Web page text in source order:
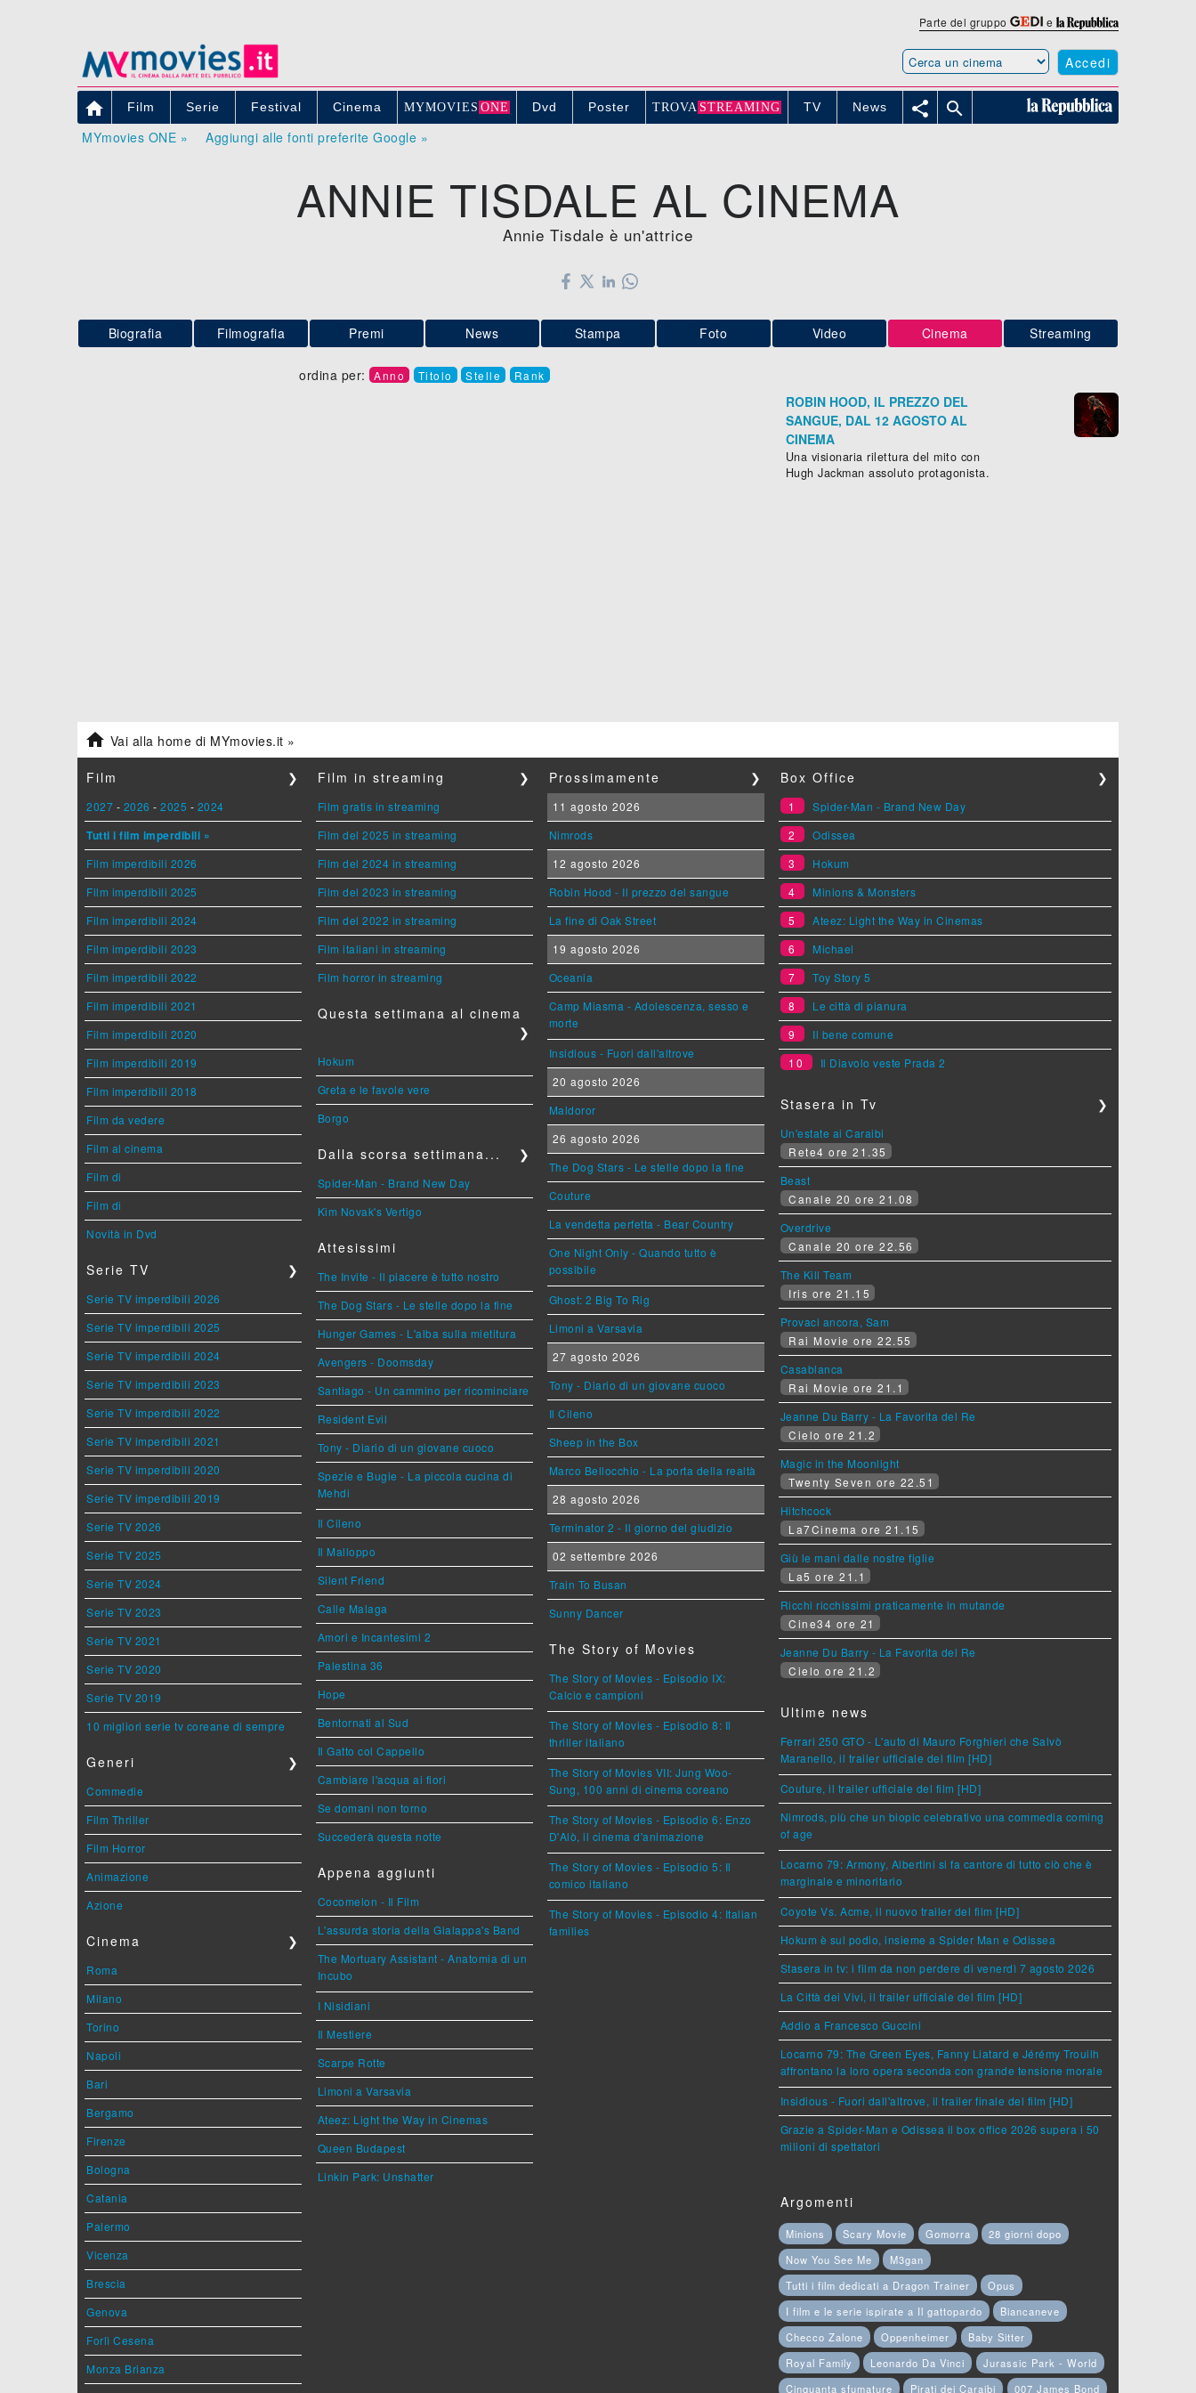
Parte del gruppo e
Accedi
 Film Serie Festival Cinema MYMOVIE S ONE Dvd Poster TROVA STREAMING TV News  
MYmovies ONE » Aggiungi alle fonti preferite Google »
ANNIE TISDALE AL CINEMA
Annie Tisdale è un'attrice
Biografia Filmografia Premi News Stampa Foto Video Cinema Streaming
ordina per: Anno Titolo Stelle Rank
ROBIN HOOD, IL PREZZO DEL
SANGUE, DAL 12 AGOSTO AL
CINEMA
Una visionaria rilettura del mito con
Hugh Jackman assoluto protagonista.
 Vai alla home di MYmovies.it »
Film ❯
2027 - 2026 - 2025 - 2024
Tutti i film imperdibili »
Film imperdibili 2026
Film imperdibili 2025
Film imperdibili 2024
Film imperdibili 2023
Film imperdibili 2022
Film imperdibili 2021
Film imperdibili 2020
Film imperdibili 2019
Film imperdibili 2018
Film da vedere
Film al cinema
Film di
Film di
Novità in Dvd
Serie TV ❯
Serie TV imperdibili 2026
Serie TV imperdibili 2025
Serie TV imperdibili 2024
Serie TV imperdibili 2023
Serie TV imperdibili 2022
Serie TV imperdibili 2021
Serie TV imperdibili 2020
Serie TV imperdibili 2019
Serie TV 2026
Serie TV 2025
Serie TV 2024
Serie TV 2023
Serie TV 2021
Serie TV 2020
Serie TV 2019
10 migliori serie tv coreane di sempre
Generi ❯
Commedie
Film Thriller
Film Horror
Animazione
Azione
Cinema ❯
Roma
Milano
Torino
Napoli
Bari
Bergamo
Firenze
Bologna
Catania
Palermo
Vicenza
Brescia
Genova
Forlì Cesena
Monza Brianza
Film in streaming ❯
Film gratis in streaming
Film del 2025 in streaming
Film del 2024 in streaming
Film del 2023 in streaming
Film del 2022 in streaming
Film italiani in streaming
Film horror in streaming
Questa settimana al cinema
❯
Hokum
Greta e le favole vere
Borgo
Dalla scorsa settimana... ❯
Spider-Man - Brand New Day
Kim Novak's Vertigo
Attesissimi
The Invite - Il piacere è tutto nostro
The Dog Stars - Le stelle dopo la fine
Hunger Games - L'alba sulla mietitura
Avengers - Doomsday
Santiago - Un cammino per ricominciare
Resident Evil
Tony - Diario di un giovane cuoco
Spezie e Bugie - La piccola cucina di
Mehdi
Il Cileno
Il Malloppo
Silent Friend
Calle Malaga
Amori e Incantesimi 2
Palestina 36
Hope
Bentornati al Sud
Il Gatto col Cappello
Cambiare l'acqua ai fiori
Se domani non torno
Succederà questa notte
Appena aggiunti
Cocomelon - Il Film
L'assurda storia della Gialappa's Band
The Mortuary Assistant - Anatomia di un
Incubo
I Nisidiani
Il Mestiere
Scarpe Rotte
Limoni a Varsavia
Ateez: Light the Way in Cinemas
Queen Budapest
Linkin Park: Unshatter
Prossimamente ❯
11 agosto 2026
Nimrods
12 agosto 2026
Robin Hood - Il prezzo del sangue
La fine di Oak Street
19 agosto 2026
Oceania
Camp Miasma - Adolescenza, sesso e
morte
Insidious - Fuori dall'altrove
20 agosto 2026
Maldoror
26 agosto 2026
The Dog Stars - Le stelle dopo la fine
Couture
La vendetta perfetta - Bear Country
One Night Only - Quando tutto è
possibile
Ghost: 2 Big To Rig
Limoni a Varsavia
27 agosto 2026
Tony - Diario di un giovane cuoco
Il Cileno
Sheep in the Box
Marco Bellocchio - La porta della realtà
28 agosto 2026
Terminator 2 - Il giorno del giudizio
02 settembre 2026
Train To Busan
Sunny Dancer
The Story of Movies
The Story of Movies - Episodio IX:
Calcio e campioni
The Story of Movies - Episodio 8: Il
thriller italiano
The Story of Movies VII: Jung Woo-
Sung, 100 anni di cinema coreano
The Story of Movies - Episodio 6: Enzo
D'Alò, il cinema d'animazione
The Story of Movies - Episodio 5: Il
comico italiano
The Story of Movies - Episodio 4: Italian
families
Box Office ❯
1
Spider-Man - Brand New Day
2
Odissea
3
Hokum
4
Minions & Monsters
5
Ateez: Light the Way in Cinemas
6
Michael
7
Toy Story 5
8
Le città di pianura
9
Il bene comune
10
Il Diavolo veste Prada 2
Stasera in Tv ❯
Un'estate ai Caraibi
Rete4 ore 21.35
Beast
Canale 20 ore 21.08
Overdrive
Canale 20 ore 22.56
The Kill Team
Iris ore 21.15
Provaci ancora, Sam
Rai Movie ore 22.55
Casablanca
Rai Movie ore 21.1
Jeanne Du Barry - La Favorita del Re
Cielo ore 21.2
Magic in the Moonlight
Twenty Seven ore 22.51
Hitchcock
La7Cinema ore 21.15
Giù le mani dalle nostre figlie
La5 ore 21.1
Ricchi ricchissimi praticamente in mutande
Cine34 ore 21
Jeanne Du Barry - La Favorita del Re
Cielo ore 21.2
Ultime news
Ferrari 250 GTO - L'auto di Mauro Forghieri che Salvò
Maranello, il trailer ufficiale del film [HD]
Couture, il trailer ufficiale del film [HD]
Nimrods, più che un biopic celebrativo una commedia coming
of age
Locarno 79: Armony, Albertini si fa cantore di tutto ciò che è
marginale e minoritario
Coyote Vs. Acme, il nuovo trailer del film [HD]
Hokum è sul podio, insieme a Spider Man e Odissea
Stasera in tv: i film da non perdere di venerdì 7 agosto 2026
La Città dei Vivi, il trailer ufficiale del film [HD]
Addio a Francesco Guccini
Locarno 79: The Green Eyes, Fanny Liatard e Jérémy Trouilh
affrontano la loro opera seconda con grande tensione morale
Insidious - Fuori dall'altrove, il trailer finale del film [HD]
Grazie a Spider-Man e Odissea il box office 2026 supera i 50
milioni di spettatori
Argomenti
Minions Scary Movie Gomorra
28 giorni dopo
Now You See Me
M3gan
Tutti i film dedicati a Dragon Trainer
Opus
I film e le serie ispirate a Il gattopardo
Biancaneve
Checco Zalone
Oppenheimer
Baby Sitter
Royal Family
Leonardo Da Vinci
Jurassic Park - World
Cinquanta sfumature
Pirati dei Caraibi 007 James Bond